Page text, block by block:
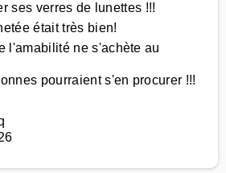
ses verres de lunettes !!!
était très bien!
l'amabilité ne s'achète au
pourraient s'en procurer !!!